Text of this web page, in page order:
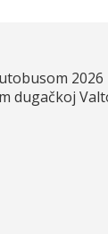
dugačkoj